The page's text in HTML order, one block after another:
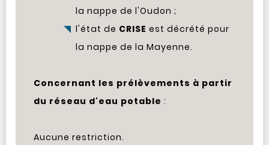
la nappe de l'Oudon ;
l'état de CRISE est décrété pour
la nappe de la Mayenne.
Concernant les prélèvements à partir
du réseau d'eau potable :
Aucune restriction.